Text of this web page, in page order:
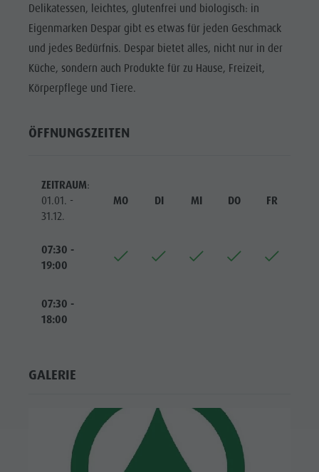
MUSEEN
TRADITION &
HANDWERK
EVENTS
Wellness
Familie &
Kinder
Alle Events
Wellness
Familie & Kinder
Info A-Z
Klettern
Paragleiten
Ballonfahren
Rafting & Canyoning
Tennis
Tourenübersicht
Webcams
Wetter
Kontakt
Newsletter
Ortstaxe
Pilze sammeln
Kronplatz Doctor Service
Must-sees
Trainingslager
Delikatessen, leichtes, glutenfrei und biologisch: in
Eigenmarken Despar gibt es etwas für jeden Geschmack
und jedes Bedürfnis. Despar bietet alles, nicht nur in der
Küche, sondern auch Produkte für zu Hause, Freizeit,
Körperpflege und Tiere.
ÖFFNUNGSZEITEN
ZEITRAUM:
01.01. -
31.12.
MO DI MI DO FR
07:30 -
19:00
07:30 -
18:00
GALERIE